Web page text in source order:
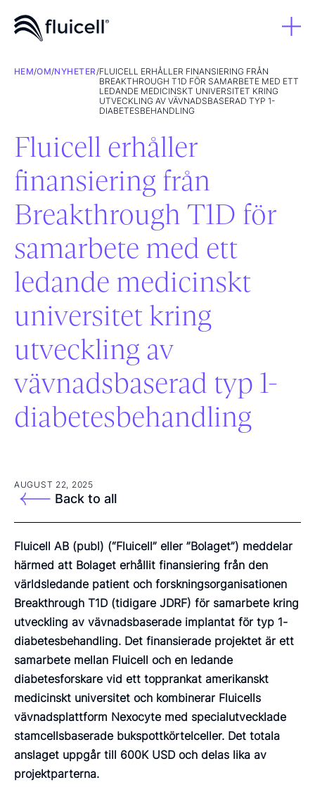
HEM/OM/NYHETER /FLUICELL ERHÅLLER FINANSIERING FRÅN
BREAKTHROUGH T1D FÖR SAMARBETE MED ETT
LEDANDE MEDICINSKT UNIVERSITET KRING
UTVECKLING AV VÄVNADSBASERAD TYP 1-
DIABETESBEHANDLING
Fluicell erhåller
finansiering från
Breakthrough T1D för
samarbete med ett
ledande medicinskt
universitet kring
utveckling av
vävnadsbaserad typ 1-
diabetesbehandling
AUGUST 22, 2025
Back to all
Fluicell AB (publ) (“Fluicell” eller ”Bolaget”) meddelar
härmed att Bolaget erhållit finansiering från den
världsledande patient och forskningsorganisationen
Breakthrough T1D (tidigare JDRF) för samarbete kring
utveckling av vävnadsbaserade implantat för typ 1-
diabetesbehandling. Det finansierade projektet är ett
samarbete mellan Fluicell och en ledande
diabetesforskare vid ett topprankat amerikanskt
medicinskt universitet och kombinerar Fluicells
vävnadsplattform Nexocyte med specialutvecklade
stamcellsbaserade bukspottkörtelceller. Det totala
anslaget uppgår till 600K USD och delas lika av
projektparterna.